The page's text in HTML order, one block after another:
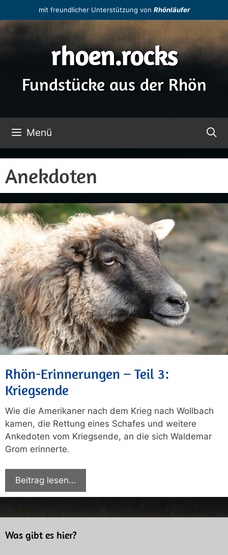
Inhalt
mit freundlicher Unterstützung von Rhönläufer
rhoen.rocks
Fundstücke aus der Rhön
Menü
Anekdoten
Rhön-Erinnerungen – Teil 3:
Kriegsende
Wie die Amerikaner nach dem Krieg nach Wollbach
kamen, die Rettung eines Schafes und weitere
Ankedoten vom Kriegsende, an die sich Waldemar
Grom erinnerte.
Beitrag lesen…
Was gibt es hier?